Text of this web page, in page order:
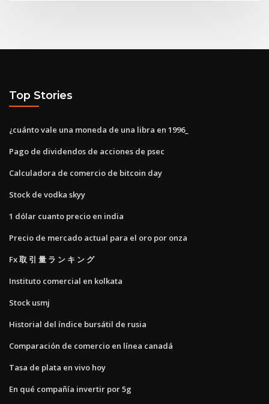
Top Stories
¿cuánto vale una moneda de una libra en 1996_
Pago de dividendos de acciones de psec
Calculadora de comercio de bitcoin day
Stock de vodka skyy
1 dólar cuanto precio en india
Precio de mercado actual para el oro por onza
Fx 取 引 量 ラ ン キ ン グ
Instituto comercial en kolkata
Stock usmj
Historial del índice bursátil de rusia
Comparación de comercio en línea canadá
Tasa de plata en vivo hoy
En qué compañía invertir por 5g